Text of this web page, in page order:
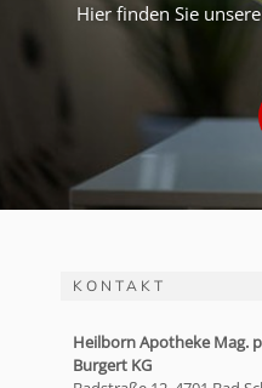
Hier finden Sie
KONTAKT
Heilborn Apotheke Mag.
Burgert KG